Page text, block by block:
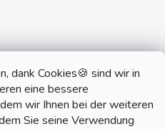
dank Cookies🍪 sind wir in
eine bessere
wir Ihnen bei der weiteren
Sie seine Verwendung